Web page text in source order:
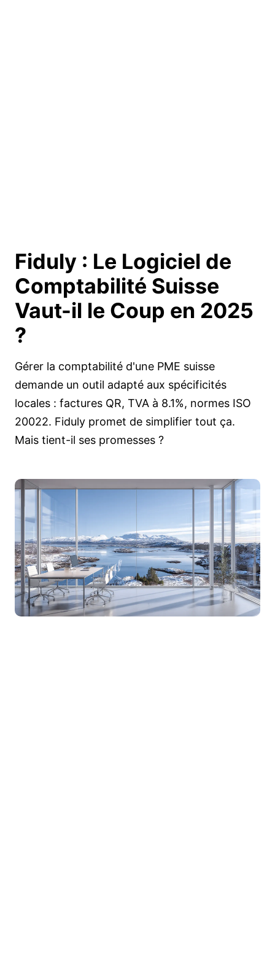
Fiduly : Le Logiciel de
Comptabilité Suisse
Vaut-il le Coup en 2025
?
Gérer la comptabilité d'une PME suisse
demande un outil adapté aux spécificités
locales : factures QR, TVA à 8.1%, normes ISO
20022. Fiduly promet de simplifier tout ça.
Mais tient-il ses promesses ?